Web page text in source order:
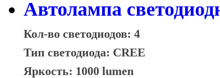
Автолампа
Кол-во светодиодов: 4
Тип светодиода: CREE
Яркость: 1000 lumen